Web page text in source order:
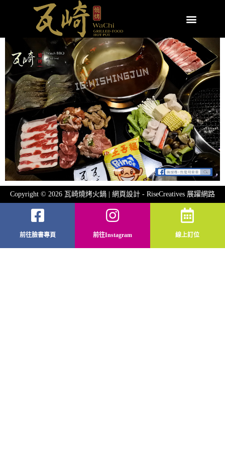
Copyright © 2026 瓦崎燒烤火鍋 | 網頁設計 - RiseCreatives 展躍網路
前往臉書專頁 前往Instagram 線上訂位